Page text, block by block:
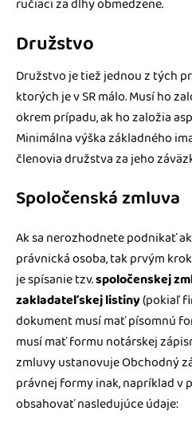
ručiaci za dlhy obmedzene.
Družstvo
Družstvo je tiež jednou z tých
ktorých je v SR málo. Musí ho
okrem prípadu, ak ho založia
Minimálna výška základného
členovia družstva za jeho
Spoločenská zmluva
Ak sa nerozhodnete podnikať
právnická osoba, tak prvým
je spísanie tzv.spoločenskej
zakladateľskej listiny(pokiaľ
dokument musí mať písomnú
musí mať formu notárskej
zmluvy ustanovuje Obchodný
právnej formy inak, napríklad v
obsahovať nasledujúce údaje: